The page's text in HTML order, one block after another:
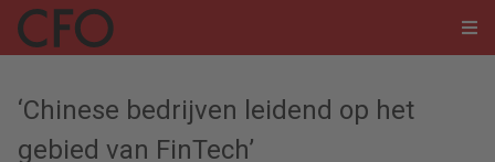
‘Chinese bedrijven leidend op het
gebied van FinTech’